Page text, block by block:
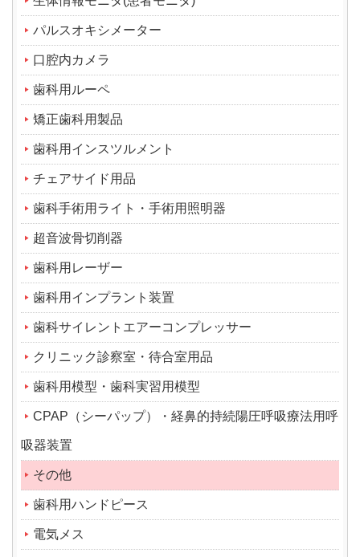
パルスオキシメーター
口腔内カメラ
歯科用ルーペ
矯正歯科用製品
歯科用インスツルメント
チェアサイド用品
歯科手術用ライト・手術用照明器
超音波骨切削器
歯科用レーザー
歯科用インプラント装置
歯科サイレントエアーコンプレッサー
クリニック診察室・待合室用品
歯科用模型・歯科実習用模型
CPAP（シーパップ）・経鼻的持続陽圧呼吸療法用呼
吸器装置
その他
歯科用ハンドピース
電気メス